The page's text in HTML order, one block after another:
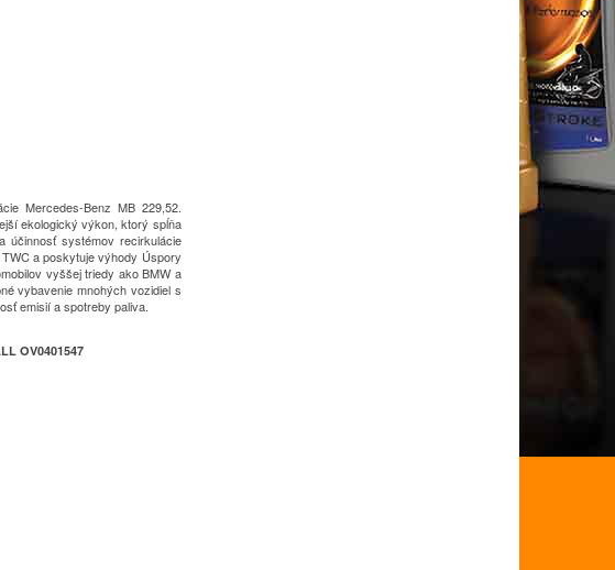
Mercedes-Benz MB 229,52.
ekologický výkon, ktorý spĺňa
účinnosť systémov recirkulácie
a poskytuje výhody Úspory
vyššej triedy ako BMW a
vybavenie mnohých vozidiel s
emisií a spotreby paliva.
OV0401547